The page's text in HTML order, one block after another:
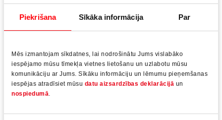
Piekrišana Sīkāka informācija Par
Mēs izmantojam sīkdatnes, lai nodrošinātu Jums vislabāko
iespējamo mūsu tīmekļa vietnes lietošanu un uzlabotu mūsu
komunikāciju ar Jums. Sīkāku informāciju un lēmumu pieņemšanas
iespējas atradīsiet mūsu datu aizsardzības deklarācijā un
nospiedumā
Uzlabojas izmaksu struktūra un palielinās
HeKa Herzog
Ražošanas laika saīsināšana (bauelemente
bau. 6-7/13)
Kneer Südfenster